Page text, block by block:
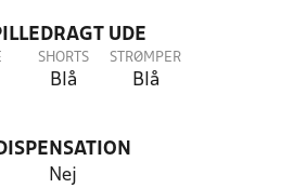
UDE
SHORTS
Blå
STRØMPER
Blå
DISPENSATION
Nej